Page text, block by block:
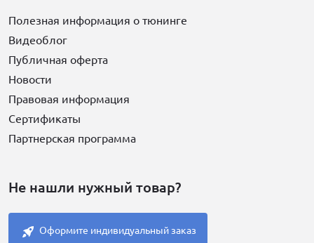
Полезная информация о тюнинге
Видеоблог
Публичная оферта
Новости
Правовая информация
Сертификаты
Партнерская программа
Не нашли нужный товар?
Оформите индивидуальный заказ